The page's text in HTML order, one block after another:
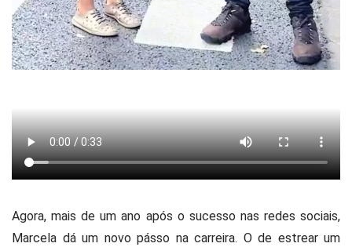
Agora, mais de um ano após o sucesso nas redes sociais,
Marcela dá um novo pásso na carreira. O de estrear um